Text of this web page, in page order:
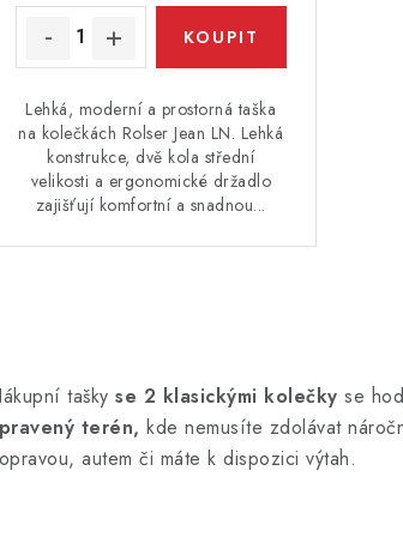
Lehká, moderní a prostorná taška
na kolečkách Rolser Jean LN. Lehká
konstrukce, dvě kola střední
velikosti a ergonomické držadlo
zajišťují komfortní a snadnou...
tašky se 2 klasickými kolečky se
terén, kde nemusíte zdolávat
autem či máte k dispozici výtah.